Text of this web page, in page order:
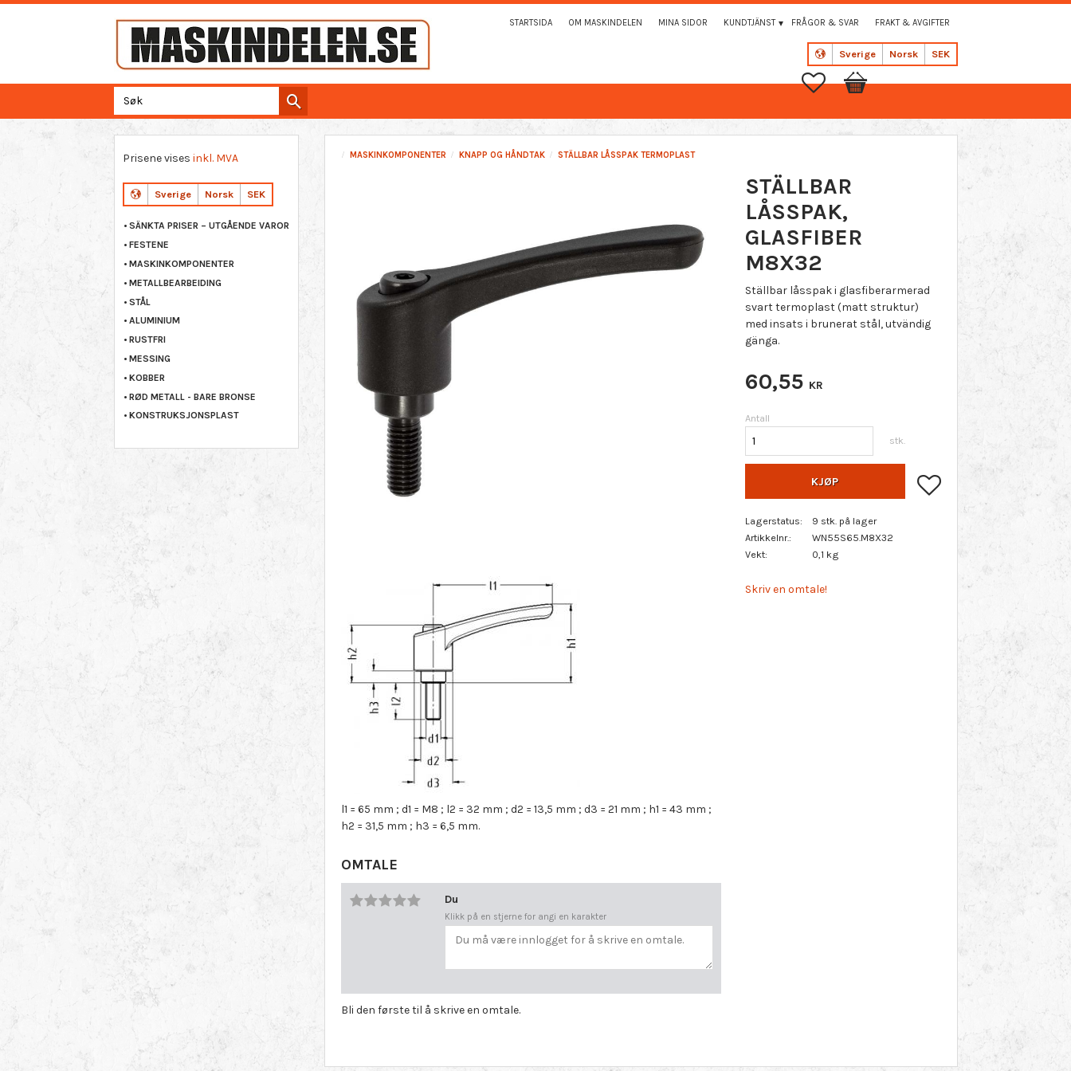
Sverige Norsk SEK
STARTSIDA OM MASKINDELEN MINA SIDOR KUNDTJÄNST FRÅGOR & SVAR FRAKT & AVGIFTER
Favoritter
Handlekurv
MASKINKOMPONENTER KNAPP OG HÅNDTAK STÄLLBAR LÅSSPAK TERMOPLAST
STÄLLBAR
LÅSSPAK,
GLASFIBER
M8X32
Ställbar låsspak i glasfiberarmerad
svart termoplast (matt struktur)
med insats i brunerat stål, utvändig
gänga.
60,55 KR
Antall
stk.
KJØP Lagre som favoritt
Lagerstatus
9 stk. på lager
Artikkelnr.
WN55S65.M8X32
Vekt
0,1 kg
Skriv en omtale!
l1 = 65 mm ; d1 = M8 ; l2 = 32 mm ; d2 = 13,5 mm ; d3 = 21 mm ; h1 = 43 mm ;
h2 = 31,5 mm ; h3 = 6,5 mm.
OMTALE
Du
Klikk på en stjerne for angi en karakter
Bli den første til å skrive en omtale.
Prisene vises inkl. MVA
Sverige Norsk SEK
SÄNKTA PRISER – UTGÅENDE VAROR
FESTENE
MASKINKOMPONENTER
METALLBEARBEIDING
STÅL
ALUMINIUM
RUSTFRI
MESSING
KOBBER
RØD METALL - BARE BRONSE
KONSTRUKSJONSPLAST